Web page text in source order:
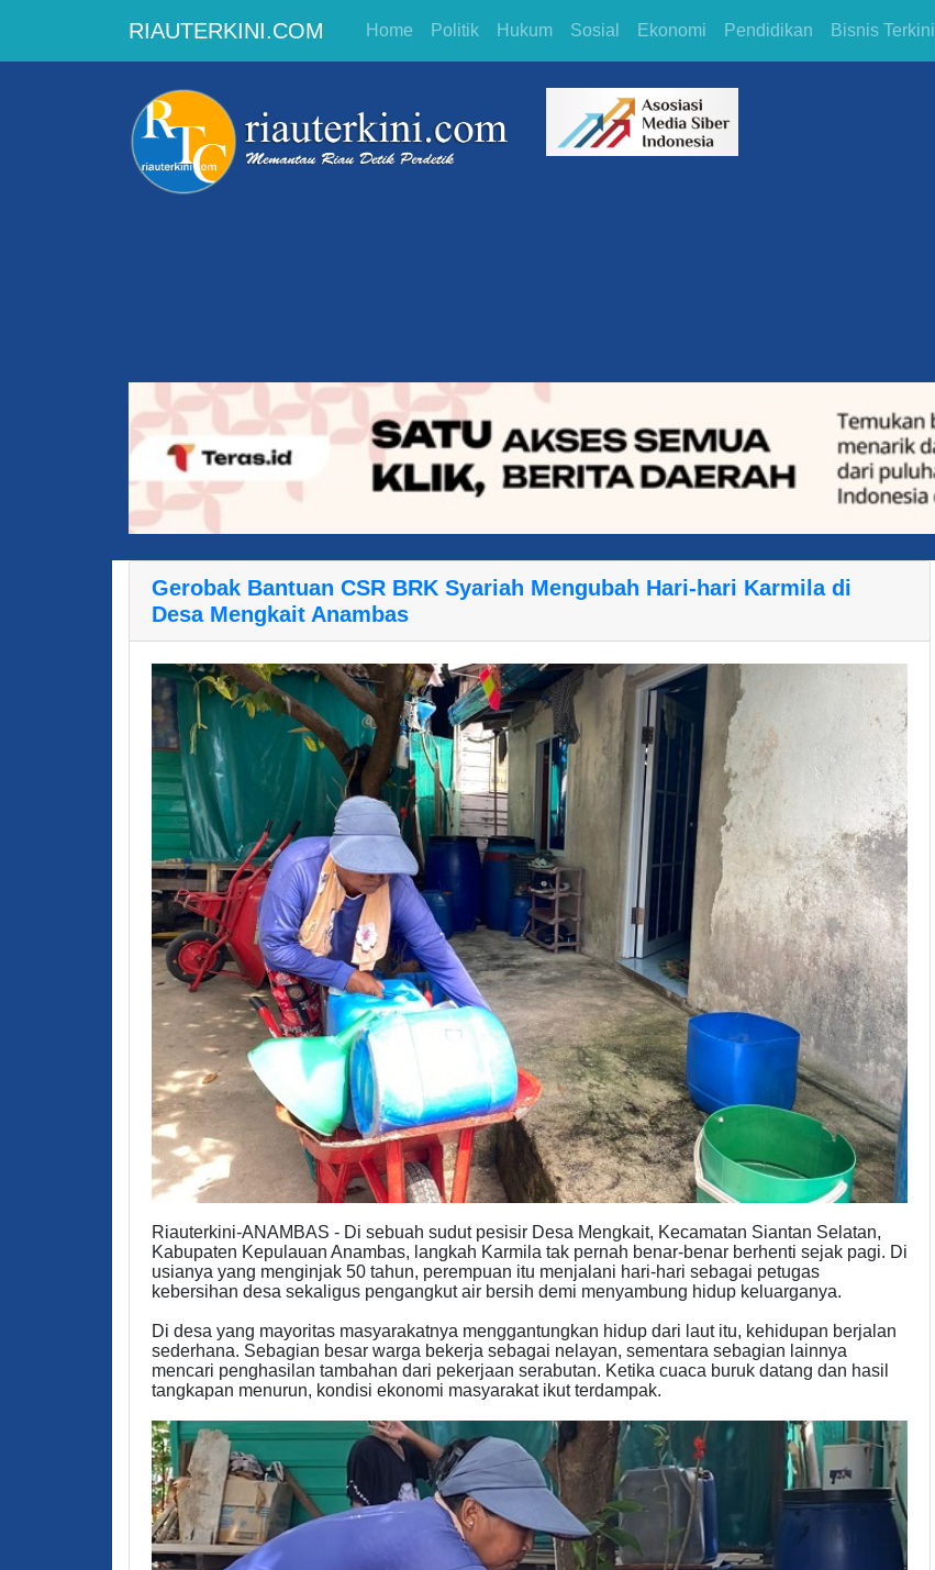
RIAUTERKINI.COM Home Politik Hukum Sosial Ekonomi Pendidikan Bisnis Terkini
Gerobak Bantuan CSR BRK Syariah Mengubah Hari-hari Karmila di
Desa Mengkait Anambas
Riauterkini-ANAMBAS - Di sebuah sudut pesisir Desa Mengkait, Kecamatan Siantan Selatan,
Kabupaten Kepulauan Anambas, langkah Karmila tak pernah benar-benar berhenti sejak pagi. Di
usianya yang menginjak 50 tahun, perempuan itu menjalani hari-hari sebagai petugas
kebersihan desa sekaligus pengangkut air bersih demi menyambung hidup keluarganya.
Di desa yang mayoritas masyarakatnya menggantungkan hidup dari laut itu, kehidupan berjalan
sederhana. Sebagian besar warga bekerja sebagai nelayan, sementara sebagian lainnya
mencari penghasilan tambahan dari pekerjaan serabutan. Ketika cuaca buruk datang dan hasil
tangkapan menurun, kondisi ekonomi masyarakat ikut terdampak.